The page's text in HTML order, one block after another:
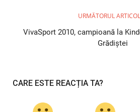
URMĂTORUL ARTICOL
VivaSport 2010, campioană la
Grădiștei
CARE ESTE REACȚIA TA?